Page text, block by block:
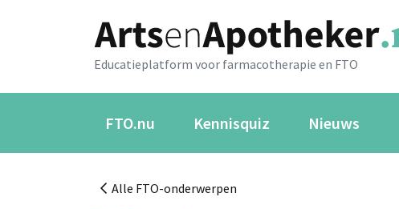
Educatieplatform voor farmacotherapie en FTO
FTO.nu Kennisquiz Nieuws
Alle FTO-onderwerpen